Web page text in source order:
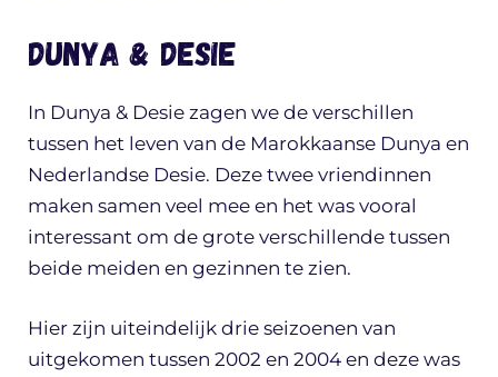
Dunya & Desie
In Dunya & Desie zagen we de verschillen
tussen het leven van de Marokkaanse Dunya en
Nederlandse Desie. Deze twee vriendinnen
maken samen veel mee en het was vooral
interessant om de grote verschillende tussen
beide meiden en gezinnen te zien.
Hier zijn uiteindelijk drie seizoenen van
uitgekomen tussen 2002 en 2004 en deze was